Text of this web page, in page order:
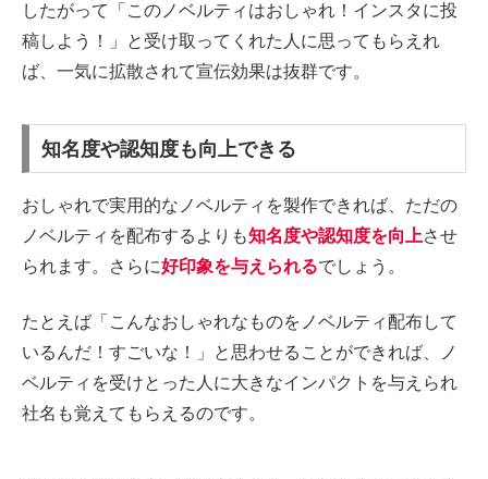
したがって「このノベルティはおしゃれ！インスタに投
稿しよう！」と受け取ってくれた人に思ってもらえれ
ば、一気に拡散されて宣伝効果は抜群です。
知名度や認知度も向上できる
おしゃれで実用的なノベルティを製作できれば、ただの
ノベルティを配布するよりも知名度や認知度を向上させ
られます。さらに好印象を与えられるでしょう。
たとえば「こんなおしゃれなものをノベルティ配布して
いるんだ！すごいな！」と思わせることができれば、ノ
ベルティを受けとった人に大きなインパクトを与えられ
社名も覚えてもらえるのです。